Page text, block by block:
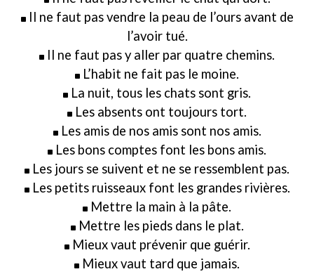
Il ne faut pas vendre la peau de l’ours avant de
l’avoir tué.
Il ne faut pas y aller par quatre chemins.
L’habit ne fait pas le moine.
La nuit, tous les chats sont gris.
Les absents ont toujours tort.
Les amis de nos amis sont nos amis.
Les bons comptes font les bons amis.
Les jours se suivent et ne se ressemblent pas.
Les petits ruisseaux font les grandes rivières.
Mettre la main à la pâte.
Mettre les pieds dans le plat.
Mieux vaut prévenir que guérir.
Mieux vaut tard que jamais.